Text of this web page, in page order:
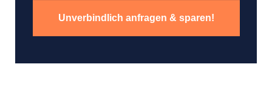
Unverbindlich anfragen & sparen!